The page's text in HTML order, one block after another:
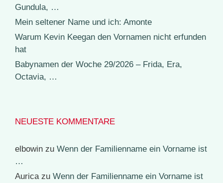
Gundula, …
Mein seltener Name und ich: Amonte
Warum Kevin Keegan den Vornamen nicht erfunden
hat
Babynamen der Woche 29/2026 – Frida, Era,
Octavia, …
NEUESTE KOMMENTARE
elbowin zu Wenn der Familienname ein Vorname ist
…
Aurica zu Wenn der Familienname ein Vorname ist